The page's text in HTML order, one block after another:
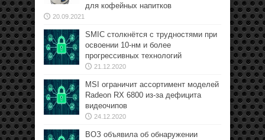
для кофейных напитков
20.09.2021
SMIC столкнётся с трудностями при
освоении 10-нм и более
прогрессивных технологий
21.12.2020
MSI ограничит ассортимент моделей
Radeon RX 6800 из-за дефицита
видеочипов
24.12.2020
ВОЗ объявила об обнаружении